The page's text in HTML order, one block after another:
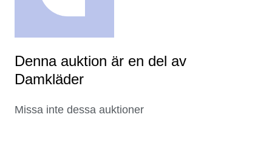
Denna auktion är en del av
Damkläder
Missa inte dessa auktioner